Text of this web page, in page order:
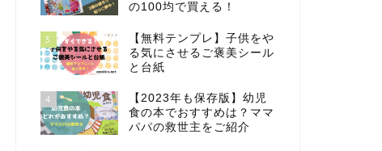
の100均で買える！
3
【無料テンプレ】子供をや
る気にさせるご褒美シール
と台紙
4
【2023年も保存版】幼児
食の本でおすすめは？ママ
パパの救世主をご紹介